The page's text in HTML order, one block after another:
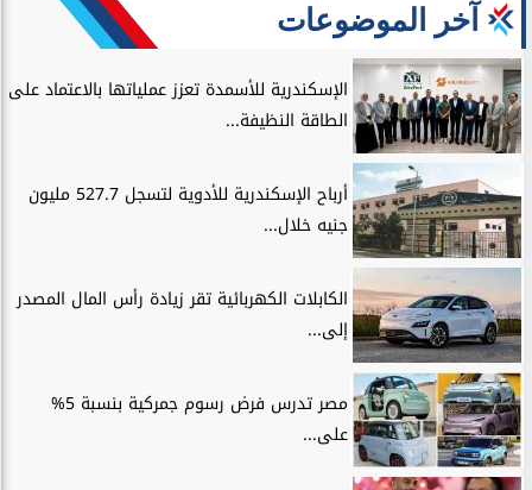
آخر الموضوعات
الإسكندرية للأسمدة تعزز عملياتها بالاعتماد على
الطاقة النظيفة...
أرباح الإسكندرية للأدوية لتسجل 527.7 مليون
جنيه خلال...
الكابلات الكهربائية تقر زيادة رأس المال المصدر
إلى...
مصر تدرس فرض رسوم جمركية بنسبة 5%
على...